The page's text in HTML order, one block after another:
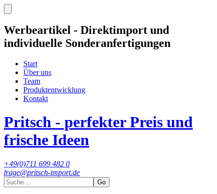
Werbeartikel - Direktimport und
individuelle Sonderanfertigungen
Start
Über uns
Team
Produktentwicklung
Kontakt
Pritsch - perfekter Preis und
frische Ideen
+49(0)711 699 482 0
frage@pritsch-import.de
Go